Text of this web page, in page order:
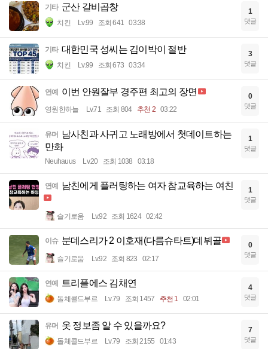
기타 군산 갈비곱창
치킨 Lv.99 조회 641 03:38
1
댓글
기타 대한민국 성씨는 김이박이 절반
치킨 Lv.99 조회 673 03:34
3
댓글
연예 이번 안원잘부 경주편 최고의 장면
영원한하늘 Lv.71 조회 804 추천 2 03:22
0
댓글
유머 남사친과 사귀고 노래방에서 첫데이트하는
만화
Neuhauus Lv.20 조회 1038 03:18
1
댓글
연예 남친에게 플러팅하는 여자 참교육하는 여친
슬기로움 Lv.92 조회 1624 02:42
1
댓글
이슈 분데스리가 2 이호재(다름슈타트)데뷔골
슬기로움 Lv.92 조회 823 02:17
0
댓글
연예 트리플에스 김채연
돌체콜드부르 Lv.79 조회 1457 추천 1 02:01
4
댓글
유머 옷 정보좀 알 수 있을까요?
돌체콜드부르 Lv.79 조회 2155 01:43
7
댓글